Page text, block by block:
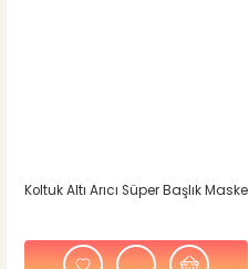
Koltuk Altı Arıcı Süper Başlık Maske